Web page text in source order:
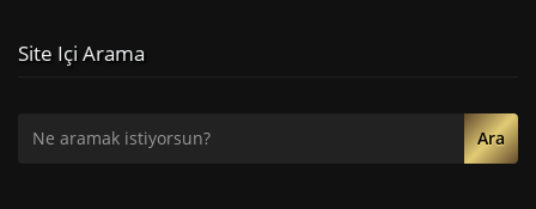
Site Içi Arama
Ara